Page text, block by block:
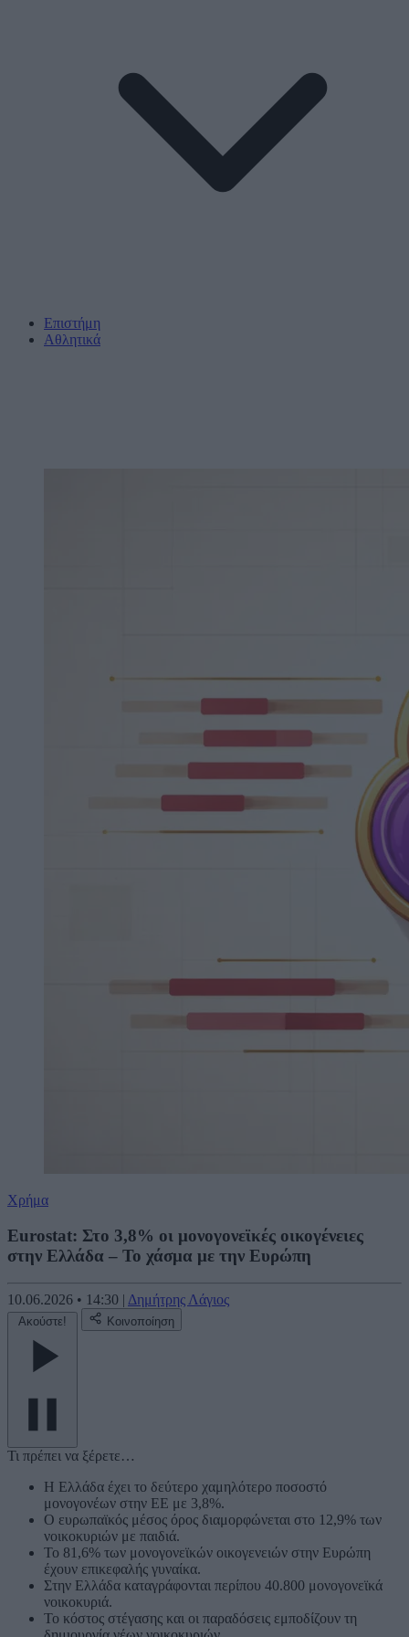
Επιστήμη
Αθλητικά
Χρήμα
Eurostat: Στο 3,8% οι μονογονεϊκές οικογένειες
στην Ελλάδα – Το χάσμα με την Ευρώπη
10.06.2026 • 14:30 | Δημήτρης Λάγιος
Ακούστε! Κοινοποίηση
Τι πρέπει να ξέρετε…
Η Ελλάδα έχει το δεύτερο χαμηλότερο ποσοστό
μονογονέων στην ΕΕ με 3,8%.
Ο ευρωπαϊκός μέσος όρος διαμορφώνεται στο 12,9% των
νοικοκυριών με παιδιά.
Το 81,6% των μονογονεϊκών οικογενειών στην Ευρώπη
έχουν επικεφαλής γυναίκα.
Στην Ελλάδα καταγράφονται περίπου 40.800 μονογονεϊκά
νοικοκυριά.
Το κόστος στέγασης και οι παραδόσεις εμποδίζουν τη